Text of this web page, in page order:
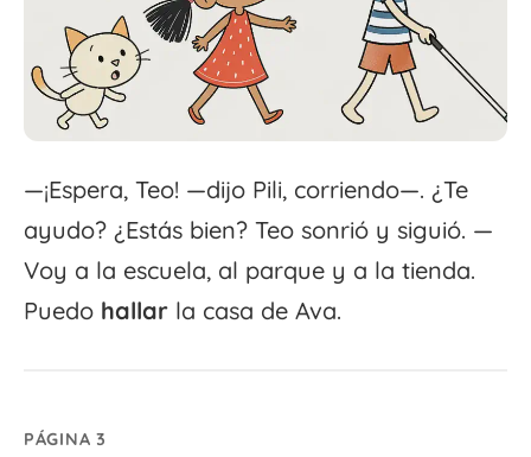
—¡Espera, Teo! —dijo Pili, corriendo—. ¿Te
ayudo? ¿Estás bien? Teo sonrió y siguió. —
Voy a la escuela, al parque y a la tienda.
Puedo hallar la casa de Ava.
PÁGINA 3